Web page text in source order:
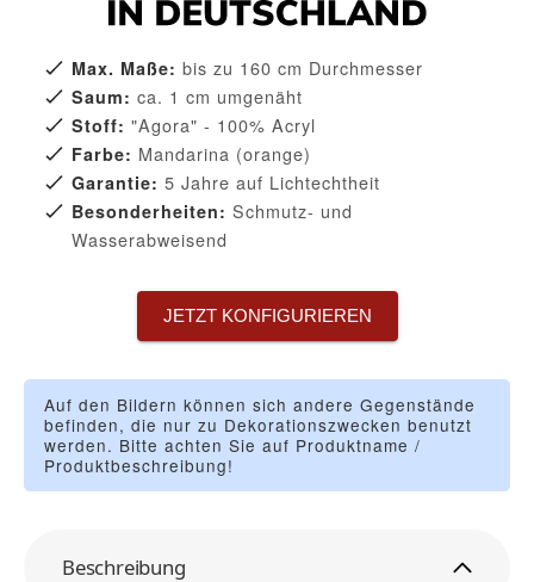
Max. Maße: bis zu 160 cm Durchmesser
Saum: ca. 1 cm umgenäht
Stoff: "Agora" - 100% Acryl
Farbe: Mandarina (orange)
Garantie: 5 Jahre auf Lichtechtheit
Besonderheiten: Schmutz- und
Wasserabweisend
JETZT KONFIGURIEREN
Auf den Bildern können sich andere Gegenstände
befinden, die nur zu Dekorationszwecken benutzt
werden. Bitte achten Sie auf Produktname /
Produktbeschreibung!
Beschreibung